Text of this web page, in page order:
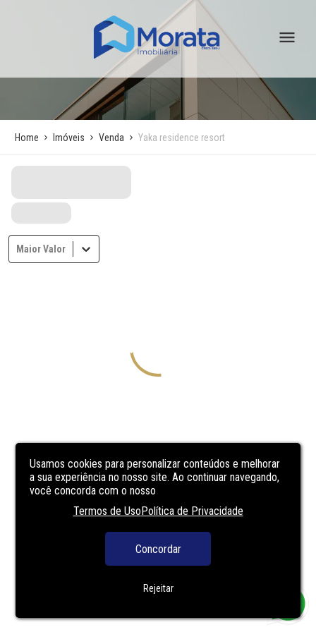
Usamos cookies para personalizar conteúdos e melhorar
a sua experiência no nosso site. Ao continuar navegando,
você concorda com o nosso
Termos de UsoPolítica de Privacidade
Concordar
Rejeitar
Home Imóveis Venda Yaka residence resort
Maior Valor